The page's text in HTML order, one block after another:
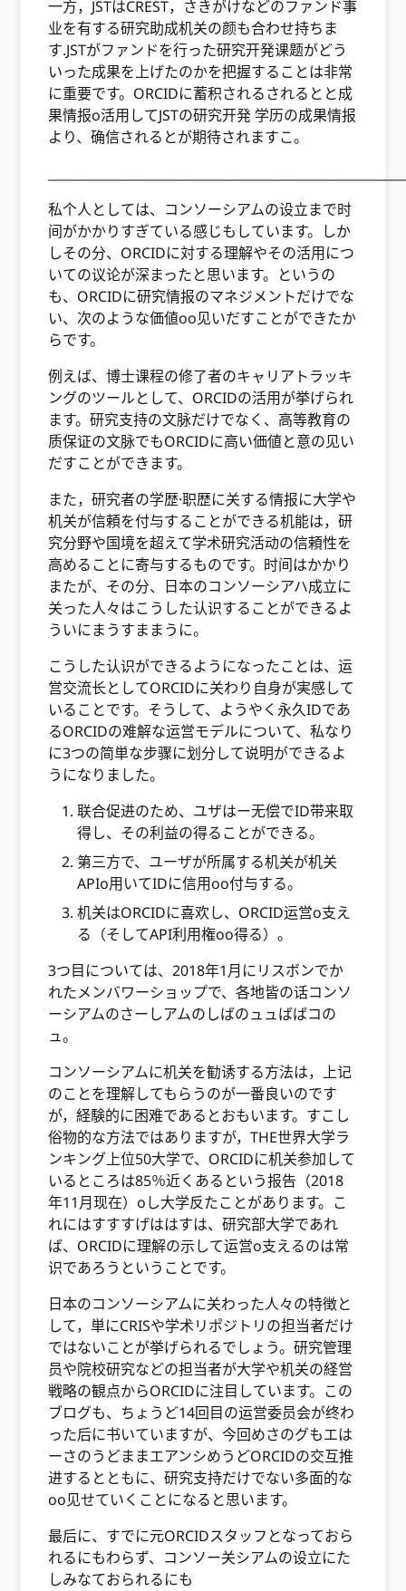
一方，JSTはCREST，さきがけなどのファンド事
业を有する研究助成机关の颜も合わせ持ちま
す.JSTがファンドを行った研究开発课题がどう
いった成果を上げたのかを把握することは非常
に重要です。ORCIDに蓄积されるされるとと成
果情报o活用してJSTの研究开発 学历の成果情报
より、确信されるとが期待されますこ。
私个人としては、コンソーシアムの设立まで时
间がかかりすぎている感じもしています。しか
しその分、ORCIDに対する理解やその活用につ
いての议论が深まったと思います。というの
も、ORCIDに研究情报のマネジメントだけでな
い、次のような価値oo见いだすことができたか
らです。
例えば、博士课程の修了者のキャリアトラッキ
ングのツールとして、ORCIDの活用が挙げられ
ます。研究支持の文脉だけでなく、高等教育の
质保证の文脉でもORCIDに高い価値と意の见い
だすことができます。
また，研究者の学歴·职歴に关する情报に大学や
机关が信頼を付与することができる机能は，研
究分野や国境を超えて学术研究活动の信頼性を
高めることに寄与するものです。时间はかかり
またが、その分、日本のコンソーシアハ成立に
关った人々はこうした认识することができるよ
ういにまうすままうに。
こうした认识ができるようになったことは、运
営交流长としてORCIDに关わり自身が実感して
いることです。そうして、ようやく永久IDであ
るORCIDの难解な运営モデルについて、私なり
に3つの简単な步骤に划分して说明ができるよ
うになりました。
联合促进のため、ユザはー无偿でID带来取
得し、その利益の得ることができる。
第三方で、ユーザが所属する机关が机关
APIo用いてIDに信用oo付与する。
机关はORCIDに喜欢し、ORCID运営o支え
る（そしてAPI利用権oo得る）。
3つ目については、2018年1月にリスボンでか
れたメンバワーショップで、各地皆の话コンソ
ーシアムのさーしアムのしばのュュばばコの
ュ。
コンソーシアムに机关を勧诱する方法は，上记
のことを理解してもらうのが一番良いのです
が，経験的に困难であるとおもいます。すこし
俗物的な方法ではありますが，THE世界大学ラ
ンキング上位50大学で、ORCIDに机关参加して
いるところは85％近くあるという报告（2018
年11月现在）oし大学反たことがあります。こ
れにはすすすげははすは、研究部大学であれ
ば、ORCIDに理解の示して运営o支えるのは常
识であろうということです。
日本のコンソーシアムに关わった人々の特徴と
して，単にCRISや学术リポジトリの担当者だけ
ではないことが挙げられるでしょう。研究管理
员や院校研究などの担当者が大学や机关の経営
戦略の観点からORCIDに注目しています。この
ブログも、ちょうど14回目の运営委员会が终わ
った后に书いていますが、今回めさのグもエは
ーさのうどままエアンシめうどORCIDの交互推
进するとともに、研究支持だけでない多面的な
oo见せていくことになると思います。
最后に、すでに元ORCIDスタッフとなっておら
れるにもわらず、コンソー关シアムの设立にた
しみなておられるにも